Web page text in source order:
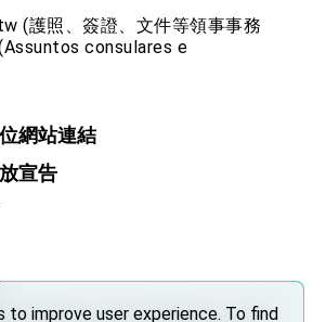
調以實力守護台海和平 以決心掌握國家
奮起的新臺灣 總統發表國慶演說
表執政周年談話 盼面對未來挑戰 堅持
就職演說影片
要談話
重要言論
府將在美國亞利桑納州設立「駐鳳凰城辦
(護照、簽證、文件等領事事務
consulares e
網站連結
宣告
to improve user experience. To find
to improve user experience. To find